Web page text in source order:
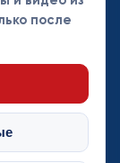
Контакты
партнеры
после